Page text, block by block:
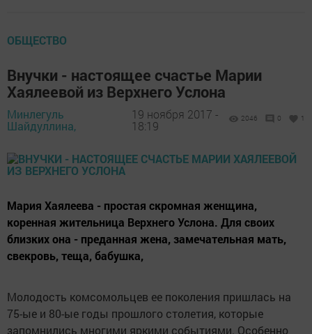
ОБЩЕСТВО
Внучки - настоящее счастье Марии
Хаялеевой из Верхнего Услона
Минлегуль
Шайдуллина,
19 ноября 2017 -
18:19
2046 0 1
Мария Хаялеева - простая скромная женщина,
коренная жительница Верхнего Услона. Для своих
близких она - преданная жена, замечательная мать,
свекровь, теща, бабушка,
Молодость комсомольцев ее поколения пришлась на
75-ые и 80-ые годы прошлого столетия, которые
запомнились многими яркими событиями. Особенно